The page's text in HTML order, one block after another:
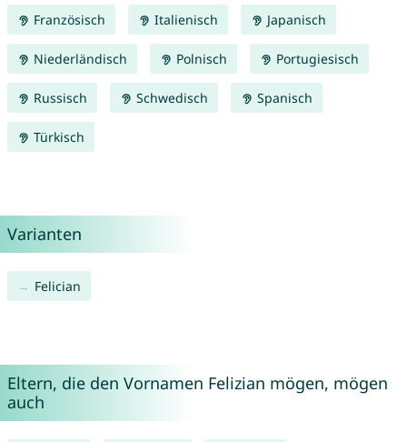
Französisch Italienisch Japanisch
Niederländisch Polnisch Portugiesisch
Russisch Schwedisch Spanisch
Türkisch
Varianten
Felician
Eltern, die den Vornamen Felizian mögen, mögen
auch